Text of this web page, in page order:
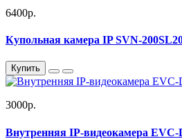
6400р.
Купольная камера IP SVN-
Купить
3000р.
Внутренняя IP-видеокамера EVC-